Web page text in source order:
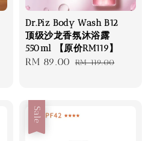
Dr.Piz Body Wash B12
顶级沙龙香氛沐浴露
550ml 【原价RM119】
Sale
RM 89.00 Regular
RM 119.00
Sale